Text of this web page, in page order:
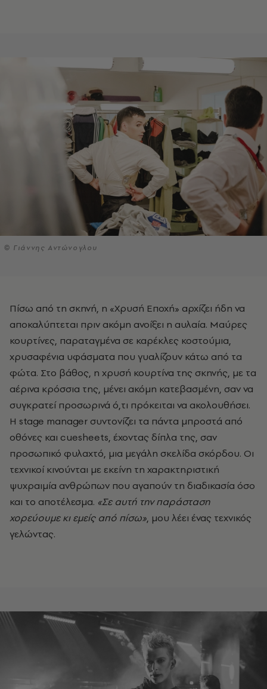
© Γιάννης Αντώνογλου
Πίσω από τη σκηνή, η «Χρυσή Εποχή» αρχίζει ήδη να
αποκαλύπτεται πριν ακόμη ανοίξει η αυλαία. Μαύρες
κουρτίνες, παραταγμένα σε καρέκλες κοστούμια,
χρυσαφένια υφάσματα που γυαλίζουν κάτω από τα
φώτα. Στο βάθος, η χρυσή κουρτίνα της σκηνής, με τα
αέρινα κρόσσια της, μένει ακόμη κατεβασμένη, σαν να
συγκρατεί προσωρινά ό,τι πρόκειται να ακολουθήσει.
Η stage manager συντονίζει τα πάντα μπροστά από
οθόνες και cuesheets, έχοντας δίπλα της, σαν
προσωπικό φυλαχτό, μια μεγάλη σκελίδα σκόρδου. Οι
τεχνικοί κινούνται με εκείνη τη χαρακτηριστική
ψυχραιμία ανθρώπων που αγαπούν τη διαδικασία όσο
και το αποτέλεσμα. «Σε αυτή την παράσταση
χορεύουμε κι εμείς από πίσω», μου λέει ένας τεχνικός
γελώντας.